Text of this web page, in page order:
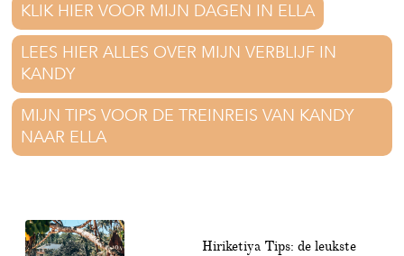
KLIK HIER VOOR MIJN DAGEN IN ELLA
LEES HIER ALLES OVER MIJN VERBLIJF IN
KANDY
MIJN TIPS VOOR DE TREINREIS VAN KANDY
NAAR ELLA
Hiriketiya Tips: de leukste